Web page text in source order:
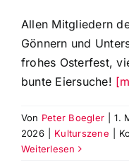
Allen Mitgliedern
Gönnern und
frohes Osterfest,
bunte Eiersuche!
Von Peter Boegler
1.
2026
Kulturszene
Weiterlesen